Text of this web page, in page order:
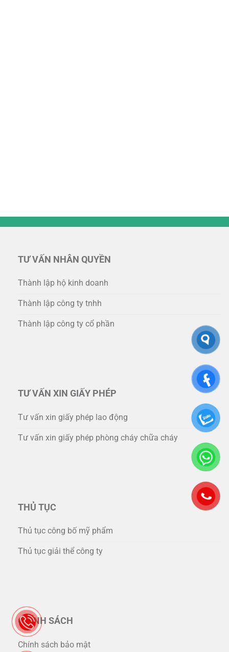
TƯ VẤN NHÂN QUYỀN
Thành lập hộ kinh doanh
Thành lập công ty tnhh
Thành lập công ty cổ phần
TƯ VẤN XIN GIẤY PHÉP
Tư vấn xin giấy phép lao động
Tư vấn xin giấy phép phòng cháy chữa cháy
THỦ TỤC
Thủ tục công bố mỹ phẩm
Thủ tục giải thể công ty
CHÍNH SÁCH
Chính sách bảo mật